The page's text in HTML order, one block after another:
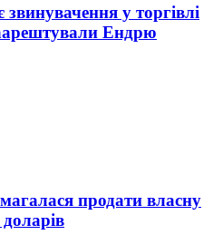
звинувачення у торгівлі
Ендрю
продати власну